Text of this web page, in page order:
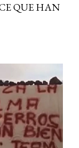
QUE HAN